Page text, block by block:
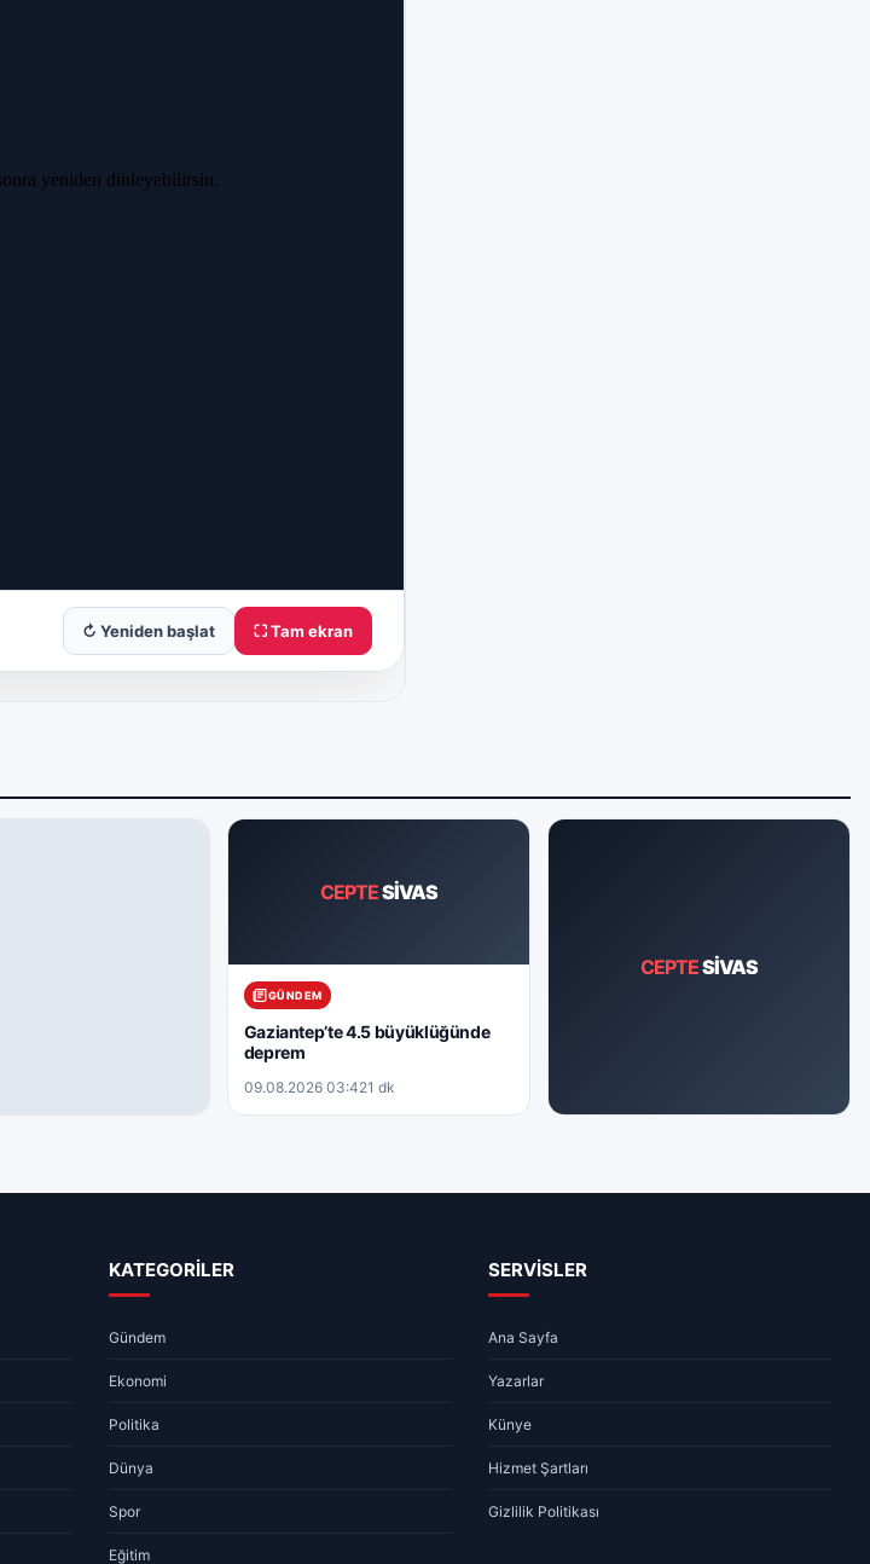
↻ Yeniden başlat ⛶ Tam ekran
CEPTESİVAS
GÜNDEM
Gaziantep’te 4.5 büyüklüğünde
deprem
09.08.2026 03:421 dk
CEPTESİVAS
KATEGORİLER
Gündem
Ekonomi
Politika
Dünya
Spor
Eğitim
SERVİSLER
Ana Sayfa
Yazarlar
Künye
Hizmet Şartları
Gizlilik Politikası